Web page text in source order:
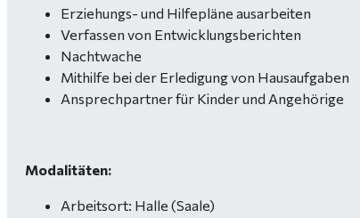
Erziehungs- und Hilfepläne ausarbeiten
Verfassen von Entwicklungsberichten
Nachtwache
Mithilfe bei der Erledigung von Hausaufgaben
Ansprechpartner für Kinder und Angehörige
Modalitäten:
Arbeitsort: Halle (Saale)